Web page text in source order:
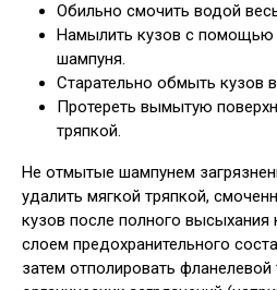
Обильно смочить водой
Намылить кузов с помощью
шампуня.
Старательно обмыть кузов
Протереть вымытую
тряпкой.
Не отмытые шампунем
удалить мягкой тряпкой,
кузов после полного высыхания
слоем предохранительного
затем отполировать